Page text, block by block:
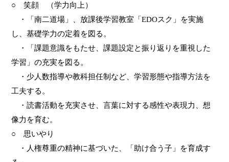
○ 笑顔 （学力向上）
・「南二道場」、放課後学習教室「 EDOスク」を実施
し、基礎学力の定着を図る。
・「課題意識をもたせ、課題設定と振り返りを重視した
学習」の充実を図る。
・少人数指導や教科担任制など、学習形態や指導方法を
工夫する。
・読書活動を充実させ、言葉に対する感性や表現力、想
像力を育む。
○ 思いやり
・人権尊重の精神に基づいた、「助け合う子」を育成す